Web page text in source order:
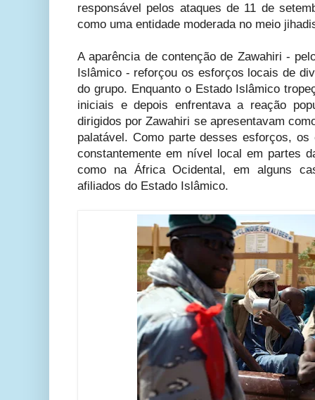
responsável pelos ataques de 11 de
como uma entidade moderada no meio
A aparência de contenção de Zawahiri -
Islâmico - reforçou os esforços locais de
do grupo. Enquanto o Estado Islâmico
iniciais e depois enfrentava a reação
dirigidos por Zawahiri se apresentavam
palatável. Como parte desses esforços,
constantemente em nível local em partes
como na África Ocidental, em alguns
afiliados do Estado Islâmico.